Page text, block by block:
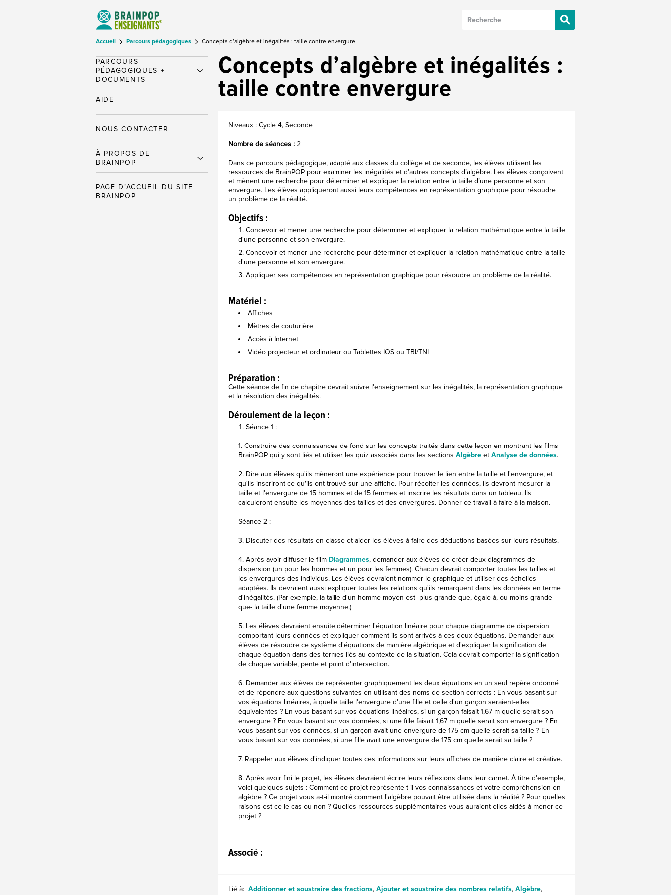
Accueil Parcours pédagogiques Concepts d’algèbre et inégalités : taille contre envergure
Concepts d’algèbre et inégalités :
taille contre envergure
Niveaux : Cycle 4, Seconde
Nombre de séances : 2
Dans ce parcours pédagogique, adapté aux classes du collège et de seconde, les élèves utilisent les
ressources de BrainPOP pour examiner les inégalités et d’autres concepts d’algèbre. Les élèves conçoivent
et mènent une recherche pour déterminer et expliquer la relation entre la taille d’une personne et son
envergure. Les élèves appliqueront aussi leurs compétences en représentation graphique pour résoudre
un problème de la réalité.
Objectifs :
Concevoir et mener une recherche pour déterminer et expliquer la relation mathématique entre la taille
d'une personne et son envergure.
Concevoir et mener une recherche pour déterminer et expliquer la relation mathématique entre la taille
d'une personne et son envergure.
Appliquer ses compétences en représentation graphique pour résoudre un problème de la réalité.
Matériel :
Affiches
Mètres de couturière
Accès à Internet
Vidéo projecteur et ordinateur ou Tablettes IOS ou TBI/TNI
Préparation :
Cette séance de fin de chapitre devrait suivre l'enseignement sur les inégalités, la représentation graphique
et la résolution des inégalités.
Déroulement de la leçon :
Séance 1 :
1. Construire des connaissances de fond sur les concepts traités dans cette leçon en montrant les films
BrainPOP qui y sont liés et utiliser les quiz associés dans les sections Algèbre et Analyse de données.
2. Dire aux élèves qu'ils mèneront une expérience pour trouver le lien entre la taille et l'envergure, et
qu'ils inscriront ce qu'ils ont trouvé sur une affiche. Pour récolter les données, ils devront mesurer la
taille et l'envergure de 15 hommes et de 15 femmes et inscrire les résultats dans un tableau. Ils
calculeront ensuite les moyennes des tailles et des envergures. Donner ce travail à faire à la maison.
Séance 2 :
3. Discuter des résultats en classe et aider les élèves à faire des déductions basées sur leurs résultats.
4. Après avoir diffuser le film Diagrammes, demander aux élèves de créer deux diagrammes de
dispersion (un pour les hommes et un pour les femmes). Chacun devrait comporter toutes les tailles et
les envergures des individus. Les élèves devraient nommer le graphique et utiliser des échelles
adaptées. Ils devraient aussi expliquer toutes les relations qu'ils remarquent dans les données en terme
d'inégalités. (Par exemple, la taille d'un homme moyen est -plus grande que, égale à, ou moins grande
que- la taille d'une femme moyenne.)
5. Les élèves devraient ensuite déterminer l'équation linéaire pour chaque diagramme de dispersion
comportant leurs données et expliquer comment ils sont arrivés à ces deux équations. Demander aux
élèves de résoudre ce système d'équations de manière algébrique et d'expliquer la signification de
chaque équation dans des termes liés au contexte de la situation. Cela devrait comporter la signification
de chaque variable, pente et point d'intersection.
6. Demander aux élèves de représenter graphiquement les deux équations en un seul repère ordonné
et de répondre aux questions suivantes en utilisant des noms de section corrects : En vous basant sur
vos équations linéaires, à quelle taille l'envergure d'une fille et celle d'un garçon seraient-elles
équivalentes ? En vous basant sur vos équations linéaires, si un garçon faisait 1,67 m quelle serait son
envergure ? En vous basant sur vos données, si une fille faisait 1,67 m quelle serait son envergure ? En
vous basant sur vos données, si un garçon avait une envergure de 175 cm quelle serait sa taille ? En
vous basant sur vos données, si une fille avait une envergure de 175 cm quelle serait sa taille ?
7. Rappeler aux élèves d'indiquer toutes ces informations sur leurs affiches de manière claire et créative.
8. Après avoir fini le projet, les élèves devraient écrire leurs réflexions dans leur carnet. À titre d'exemple,
voici quelques sujets : Comment ce projet représente-t-il vos connaissances et votre compréhension en
algèbre ? Ce projet vous a-t-il montré comment l'algèbre pouvait être utilisée dans la réalité ? Pour quelles
raisons est-ce le cas ou non ? Quelles ressources supplémentaires vous auraient-elles aidés à mener ce
projet ?
Associé :
Lié à: Additionner et soustraire des fractions, Ajouter et soustraire des nombres relatifs, Algèbre,
PARCOURS
PÉDAGOGIQUES +
DOCUMENTS
AIDE
NOUS CONTACTER
À PROPOS DE
BRAINPOP
PAGE D’ACCUEIL DU SITE
BRAINPOP